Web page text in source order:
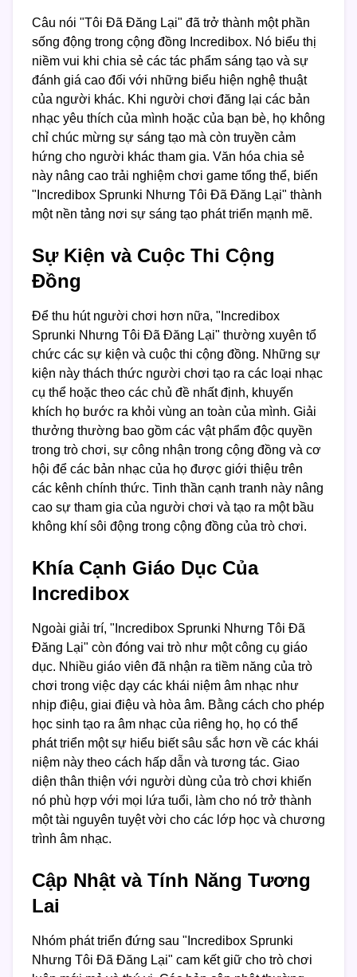
Câu nói "Tôi Đã Đăng Lại" đã trở thành một phần
sống động trong cộng đồng Incredibox. Nó biểu thị
niềm vui khi chia sẻ các tác phẩm sáng tạo và sự
đánh giá cao đối với những biểu hiện nghệ thuật
của người khác. Khi người chơi đăng lại các bản
nhạc yêu thích của mình hoặc của bạn bè, họ không
chỉ chúc mừng sự sáng tạo mà còn truyền cảm
hứng cho người khác tham gia. Văn hóa chia sẻ
này nâng cao trải nghiệm chơi game tổng thể, biến
"Incredibox Sprunki Nhưng Tôi Đã Đăng Lại" thành
một nền tảng nơi sự sáng tạo phát triển mạnh mẽ.
Sự Kiện và Cuộc Thi Cộng
Đồng
Để thu hút người chơi hơn nữa, "Incredibox
Sprunki Nhưng Tôi Đã Đăng Lại" thường xuyên tổ
chức các sự kiện và cuộc thi cộng đồng. Những sự
kiện này thách thức người chơi tạo ra các loại nhạc
cụ thể hoặc theo các chủ đề nhất định, khuyến
khích họ bước ra khỏi vùng an toàn của mình. Giải
thưởng thường bao gồm các vật phẩm độc quyền
trong trò chơi, sự công nhận trong cộng đồng và cơ
hội để các bản nhạc của họ được giới thiệu trên
các kênh chính thức. Tinh thần cạnh tranh này nâng
cao sự tham gia của người chơi và tạo ra một bầu
không khí sôi động trong cộng đồng của trò chơi.
Khía Cạnh Giáo Dục Của
Incredibox
Ngoài giải trí, "Incredibox Sprunki Nhưng Tôi Đã
Đăng Lại" còn đóng vai trò như một công cụ giáo
dục. Nhiều giáo viên đã nhận ra tiềm năng của trò
chơi trong việc dạy các khái niệm âm nhạc như
nhịp điệu, giai điệu và hòa âm. Bằng cách cho phép
học sinh tạo ra âm nhạc của riêng họ, họ có thể
phát triển một sự hiểu biết sâu sắc hơn về các khái
niệm này theo cách hấp dẫn và tương tác. Giao
diện thân thiện với người dùng của trò chơi khiến
nó phù hợp với mọi lứa tuổi, làm cho nó trở thành
một tài nguyên tuyệt vời cho các lớp học và chương
trình âm nhạc.
Cập Nhật và Tính Năng Tương
Lai
Nhóm phát triển đứng sau "Incredibox Sprunki
Nhưng Tôi Đã Đăng Lại" cam kết giữ cho trò chơi